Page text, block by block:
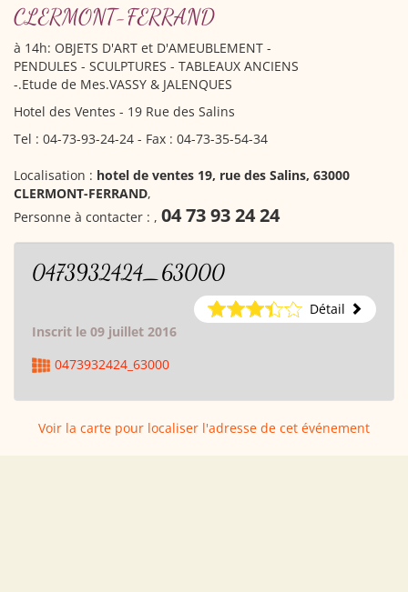
CLERMONT-FERRAND
à 14h: OBJETS D'ART et D'AMEUBLEMENT -
PENDULES - SCULPTURES - TABLEAUX ANCIENS
-.Etude de Mes.VASSY & JALENQUES
Hotel des Ventes - 19 Rue des Salins
Tel : 04-73-93-24-24 - Fax : 04-73-35-54-34
Localisation : hotel de ventes 19, rue des Salins, 63000
CLERMONT-FERRAND,
Personne à contacter : , 04 73 93 24 24
0473932424_63000
Détail
Inscrit le 09 juillet 2016
0473932424_63000
Voir la carte pour localiser l'adresse de cet événement